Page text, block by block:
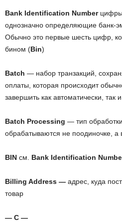
Bank Identification Numberцифры
однозначно определяющие банк-
Обычно это первые шесть цифр,
бином (Bin)
Batch — набор транзакций,
оплаты, которая происходит
завершить как автоматически,
Batch Processing — тип
обрабатываются не поодиночке, а
BIN см. Bank Identification
Billing Address — адрес, куда
товар
— C —